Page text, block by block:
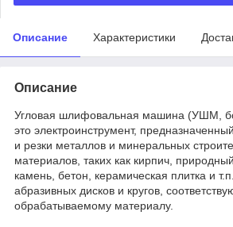
Описание Характеристики
Описание
Угловая шлифовальная машина (УШМ,
это электроинструмент,
и резки металлов и минеральных
материалов, таких как кирпич,
камень, бетон, керамическая плитка и
абразивных дисков и кругов,
обрабатываемому материалу.